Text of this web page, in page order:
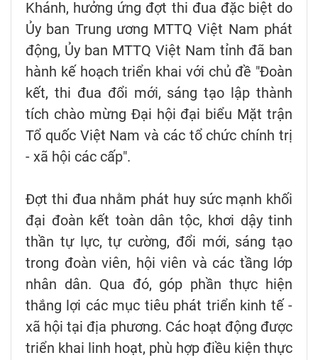
Khánh, hưởng ứng đợt thi đua đặc biệt do
Ủy ban Trung ương MTTQ Việt Nam phát
động, Ủy ban MTTQ Việt Nam tỉnh đã ban
hành kế hoạch triển khai với chủ đề "Đoàn
kết, thi đua đổi mới, sáng tạo lập thành
tích chào mừng Đại hội đại biểu Mặt trận
Tổ quốc Việt Nam và các tổ chức chính trị
- xã hội các cấp".
Đợt thi đua nhằm phát huy sức mạnh khối
đại đoàn kết toàn dân tộc, khơi dậy tinh
thần tự lực, tự cường, đổi mới, sáng tạo
trong đoàn viên, hội viên và các tầng lớp
nhân dân. Qua đó, góp phần thực hiện
thắng lợi các mục tiêu phát triển kinh tế -
xã hội tại địa phương. Các hoạt động được
triển khai linh hoạt, phù hợp điều kiện thực